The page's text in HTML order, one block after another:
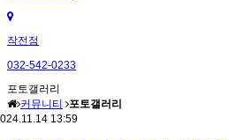
작전점
032-542-0233
포토갤러리
커뮤니티
포토갤러리
13:59